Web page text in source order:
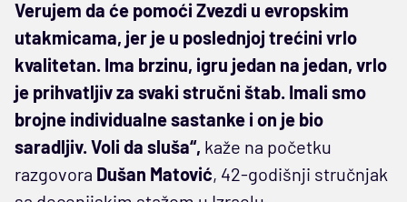
Verujem da će pomoći Zvezdi u evropskim
utakmicama, jer je u poslednjoj trećini vrlo
kvalitetan. Ima brzinu, igru jedan na jedan, vrlo
je prihvatljiv za svaki stručni štab. Imali smo
brojne individualne sastanke i on je bio
saradljiv. Voli da sluša“, kaže na početku
razgovora Dušan Matović, 42-godišnji stručnjak